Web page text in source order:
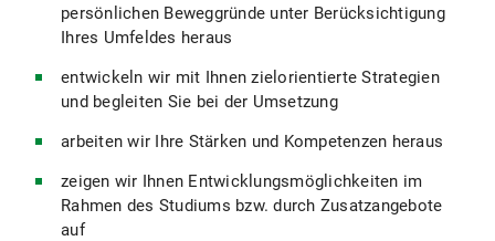
persönlichen Beweggründe unter Berücksichtigung
Ihres Umfeldes heraus
entwickeln wir mit Ihnen zielorientierte Strategien
und begleiten Sie bei der Umsetzung
arbeiten wir Ihre Stärken und Kompetenzen heraus
zeigen wir Ihnen Entwicklungsmöglichkeiten im
Rahmen des Studiums bzw. durch Zusatzangebote
auf